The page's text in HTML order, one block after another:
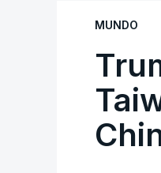
MUNDO